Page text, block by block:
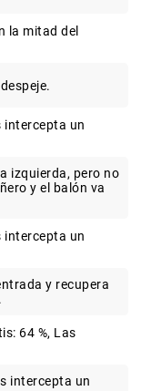
la mitad del
intercepta un
izquierda, pero no
y el balón va
intercepta un
y recupera
64 %, Las
intercepta un